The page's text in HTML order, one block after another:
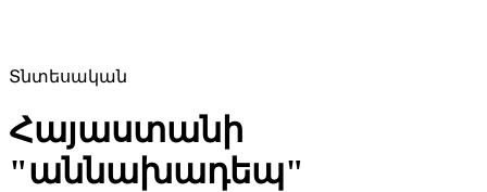
Տնտեսական
Հայաստանի
"աննախադեպ"